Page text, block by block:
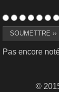
Pas encore
©